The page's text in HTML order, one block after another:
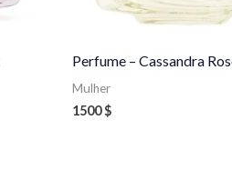
Perfume – Cassandra
Mulher
1500$